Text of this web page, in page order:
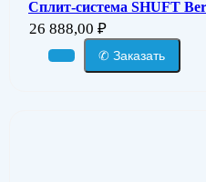
Сплит-система SHUFT
26 888,00 ₽
✆ Заказать